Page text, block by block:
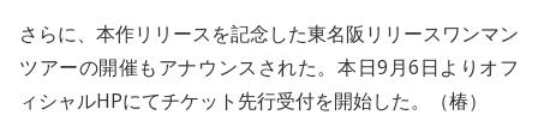
さらに、本作リリースを記念した東名阪リリースワンマン
ツアーの開催もアナウンスされた。本日9月6日よりオフ
ィシャルHPにてチケット先行受付を開始した。（椿）